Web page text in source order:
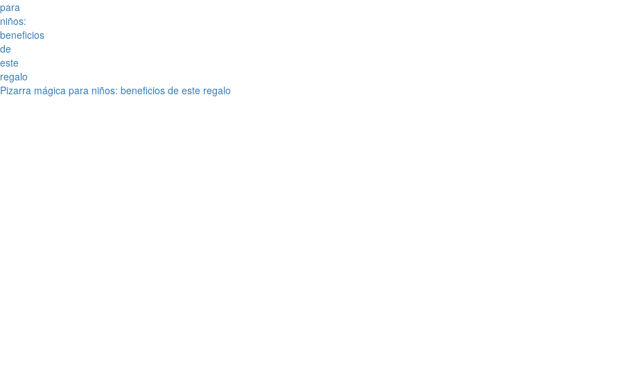
Pizarra mágica para niños: beneficios de este regalo